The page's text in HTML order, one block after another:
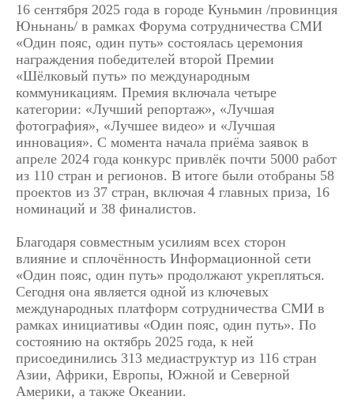
16 сентября 2025 года в городе Куньмин /провинция
Юньнань/ в рамках Форума сотрудничества СМИ
«Один пояс, один путь» состоялась церемония
награждения победителей второй Премии
«Шёлковый путь» по международным
коммуникациям. Премия включала четыре
категории: «Лучший репортаж», «Лучшая
фотография», «Лучшее видео» и «Лучшая
инновация». С момента начала приёма заявок в
апреле 2024 года конкурс привлёк почти 5000 работ
из 110 стран и регионов. В итоге были отобраны 58
проектов из 37 стран, включая 4 главных приза, 16
номинаций и 38 финалистов.
Благодаря совместным усилиям всех сторон
влияние и сплочённость Информационной сети
«Один пояс, один путь» продолжают укрепляться.
Сегодня она является одной из ключевых
международных платформ сотрудничества СМИ в
рамках инициативы «Один пояс, один путь». По
состоянию на октябрь 2025 года, к ней
присоединились 313 медиаструктур из 116 стран
Азии, Африки, Европы, Южной и Северной
Америки, а также Океании.